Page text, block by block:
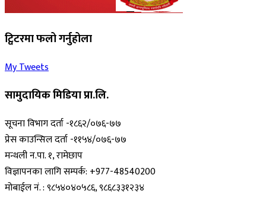
ट्विटरमा फलो गर्नुहोला
My Tweets
सामुदायिक मिडिया प्रा.लि.
सूचना विभाग दर्ता -१८६२/०७६-७७
प्रेस काउन्सिल दर्ता -११५४/०७६-७७
मन्थली न.पा. १, रामेछाप
विज्ञापनका लागि सम्पर्क: +977-48540200
मोबाईल नं. : ९८५४०४०५८६, ९८६८३३१२३४